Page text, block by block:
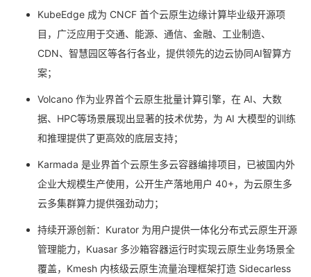
KubeEdge 成为 CNCF 首个云原生边缘计算毕业级开源项
目，广泛应用于交通、能源、通信、金融、工业制造、
CDN、智慧园区等各行各业，提供领先的边云协同AI智算方
案；
Volcano 作为业界首个云原生批量计算引擎，在 AI、大数
据、HPC等场景展现出显著的技术优势，为 AI 大模型的训练
和推理提供了更高效的底层支持；
Karmada 是业界首个云原生多云容器编排项目，已被国内外
企业大规模生产使用，公开生产落地用户 40+，为云原生多
云多集群算力提供强劲动力；
持续开源创新：Kurator 为用户提供一体化分布式云原生开源
管理能力，Kuasar 多沙箱容器运行时实现云原生业务场景全
覆盖，Kmesh 内核级云原生流量治理框架打造 Sidecarless